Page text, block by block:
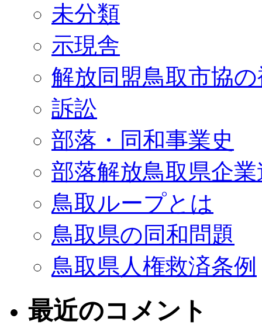
未分類
示現舎
解放同盟鳥取市協
訴訟
部落・同和事業史
部落解放鳥取県企
鳥取ループとは
鳥取県の同和問題
鳥取県人権救済条例
最近のコメント